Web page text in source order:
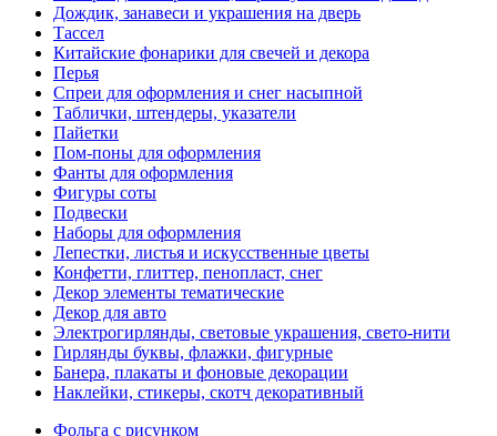
Дождик, занавеси и украшения на дверь
Тассел
Китайские фонарики для свечей и декора
Перья
Спреи для оформления и снег насыпной
Таблички, штендеры, указатели
Пайетки
Пом-поны для оформления
Фанты для оформления
Фигуры соты
Подвески
Наборы для оформления
Лепестки, листья и искусственные цветы
Конфетти, глиттер, пенопласт, снег
Декор элементы тематические
Декор для авто
Электрогирлянды, световые украшения, свето-нити
Гирлянды буквы, флажки, фигурные
Банера, плакаты и фоновые декорации
Наклейки, стикеры, скотч декоративный
Фольга с рисунком